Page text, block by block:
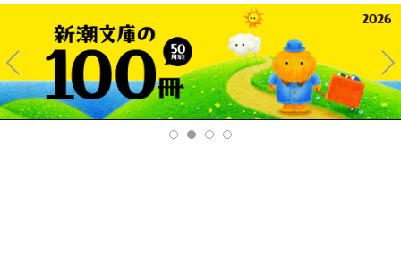
Pre
v
Ne
xt